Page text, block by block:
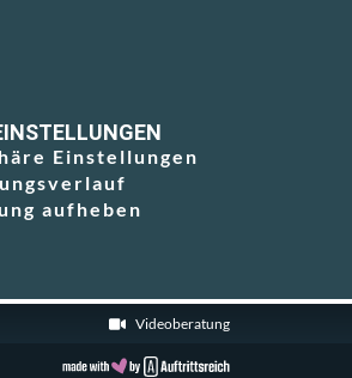
Einstellungen
aufheben
Videoberatung